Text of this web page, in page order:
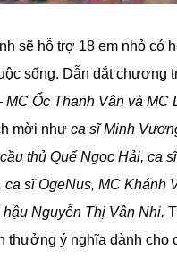
sẽ hỗ trợ 18 em nhỏ có
sống. Dẫn dắt chương
Ốc Thanh Vân và MC
mời như ca sĩ Minh
thủ Quế Ngọc Hải, ca
sĩ OgeNus, MC Khánh
Nguyễn Thị Vân Nhi.
thưởng ý nghĩa dành cho